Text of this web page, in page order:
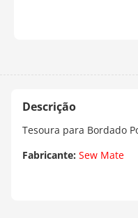
Tesoura para Bordado
Fabricante: Sew Mate